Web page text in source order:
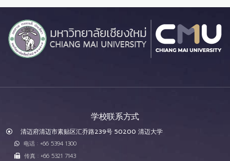
学校联系方式
清迈府清迈市素贴区汇乔路239号 50200 清迈大学
电话 : +66 5394 1300
传真 : +66 5321 7143